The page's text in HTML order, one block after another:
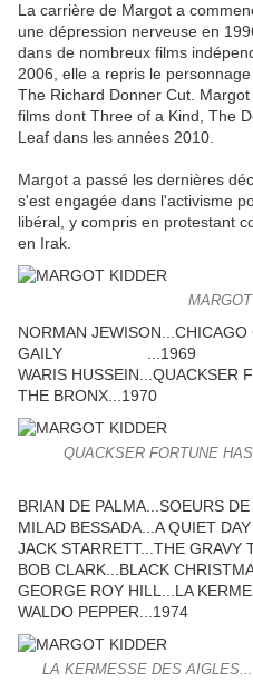
La carrière de Margot a
une dépression nerveuse en
dans de nombreux films
2006, elle a repris le
The Richard Donner Cut.
films dont Three of a Kind, The
Leaf dans les années 2010.
Margot a passé les dernières
s'est engagée dans l'activisme
libéral, y compris en protestant
en Irak.
NORMAN
GAILY ...1969
WARIS HUSSEIN...QUACKSER
THE BRONX...1970
QUACKSER FORTUNE
BRIAN DE PALMA...SOEURS
MILAD BESSADA...A QUIET
JACK STARRETT...THE GRAVY
BOB CLARK...BLACK
GEORGE ROY HILL...LA
WALDO PEPPER...1974
LA KERMESSE DES